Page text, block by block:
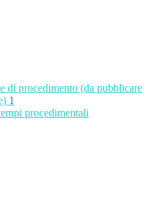
di procedimento (da pubblicare
1
procedimentali